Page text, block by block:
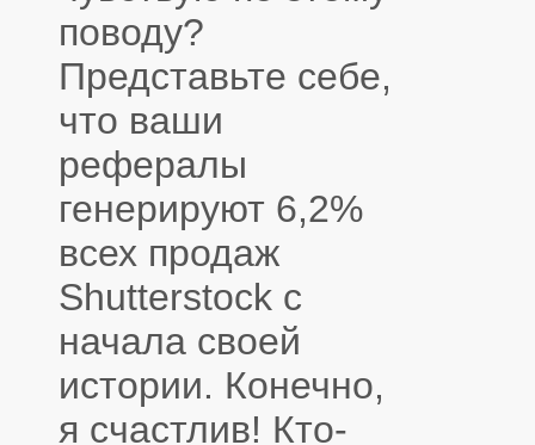
поводу?
Представьте себе,
что ваши
рефералы
генерируют 6,2%
всех продаж
Shutterstock с
начала своей
истории. Конечно,
я счастлив! Кто-